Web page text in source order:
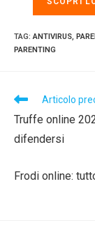
TAG:ANTIVIRUS,
PARENTING
Articolo
Truffe online
difendersi
Frodi online: